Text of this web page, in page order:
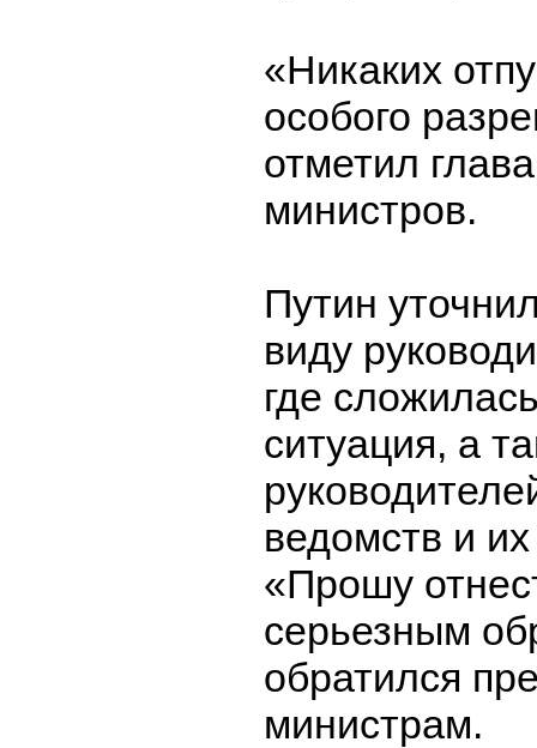
«Никаких
особого
отметил
министров.
Путин
виду
где
ситуация, а
ведомств и
«Прошу
серьезным
обратился
министрам.